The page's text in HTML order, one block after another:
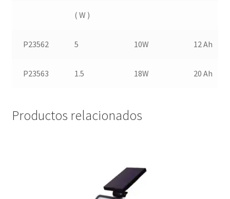
( W )
P23562 5 10W 12 Ah
P23563 1.5 18W 20 Ah
Productos relacionados